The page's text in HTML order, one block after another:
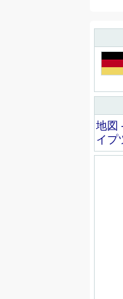
地図
イプ